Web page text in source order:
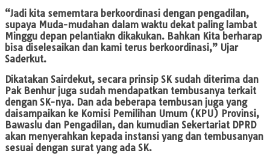
“Jadi kita sememtara berkoordinasi dengan pengadilan,
supaya Muda-mudahan dalam waktu dekat paling lambat
Minggu depan pelantiakn dikakukan. Bahkan Kita berharap
bisa diselesaikan dan kami terus berkoordinasi,” Ujar
Saderkut.
Dikatakan Sairdekut, secara prinsip SK sudah diterima dan
Pak Benhur juga sudah mendapatkan tembusanya terkait
dengan SK-nya. Dan ada beberapa tembusan juga yang
daisampaikan ke Komisi Pemilihan Umum (KPU) Provinsi,
Bawaslu dan Pengadilan, dan kumudian Sekertariat DPRD
akan menyerahkan kepada instansi yang dan tembusanyan
sesuai dengan surat yang ada SK.